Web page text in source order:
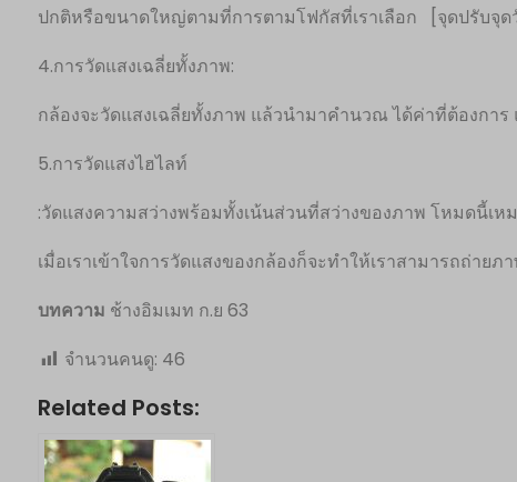
ปกติหรือขนาดใหญ่ตามที่การตามโฟกัสที่เราเลือก [จุดปรับจุด
4.การวัดแสงเฉลี่ยทั้งภาพ:
กล้องจะวัดแสงเฉลี่ยทั้งภาพ แล้วนำมาคำนวณ ได้ค่าที่ต้องการ
5.การวัดแสงไฮไลท์
:วัดแสงความสว่างพร้อมทั้งเน้นส่วนที่สว่างของภาพ โหมดนี้เ
เมื่อเราเข้าใจการวัดแสงของกล้องก็จะทำให้เราสามารถถ่าย
บทความ ช้างอิมเมท ก.ย 63
จำนวนคนดู: 46
Related Posts: